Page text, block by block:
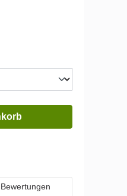
Bewertungen